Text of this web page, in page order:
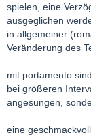
spielen, eine
ausgeglichen
in allgemeiner
Veränderung des
mit portamento
bei größeren
angesungen,
eine